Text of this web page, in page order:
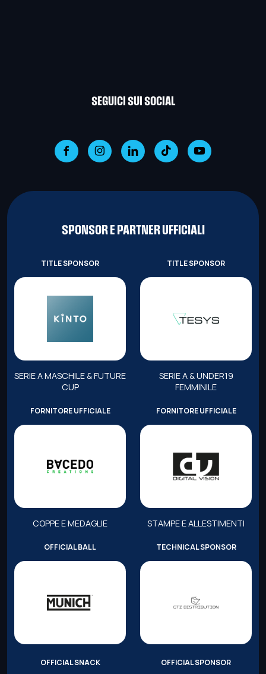
SEGUICI SUI SOCIAL
SPONSOR E PARTNER UFFICIALI
TITLE SPONSOR
SERIE A MASCHILE & FUTURE
CUP
TITLE SPONSOR
SERIE A & UNDER19
FEMMINILE
FORNITORE UFFICIALE
COPPE E MEDAGLIE
FORNITORE UFFICIALE
STAMPE E ALLESTIMENTI
OFFICIAL BALL TECHNICAL SPONSOR
OFFICIAL SNACK OFFICIAL SPONSOR